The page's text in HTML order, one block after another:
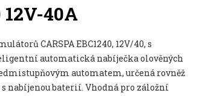
40A
CARSPA EBC1240, 12V/40, s
automatická nabíječka olověných
automatem, určená rovněž
nabíjenou baterií. Vhodná pro záložní